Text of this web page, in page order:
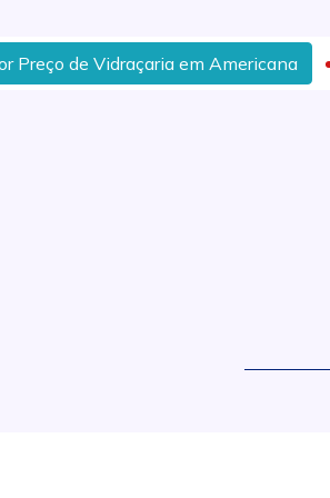
de Vidraçaria em Americana